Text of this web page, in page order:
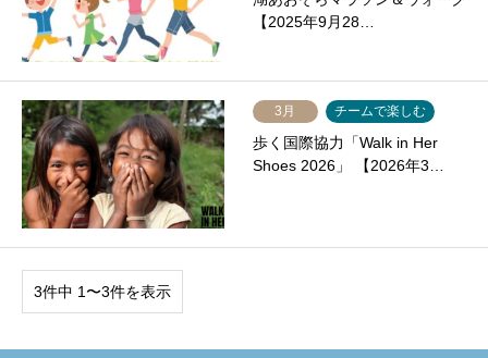
【2025年9月28…
3月 チームで楽しむ
歩く国際協力「Walk in Her
Shoes 2026」 【2026年3…
3件中 1〜3件を表示